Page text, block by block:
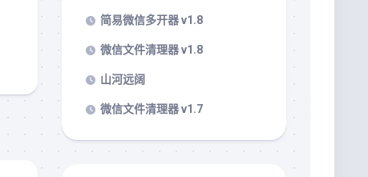
简易微信多开器 v1.8
微信文件清理器 v1.8
山河远阔
微信文件清理器 v1.7